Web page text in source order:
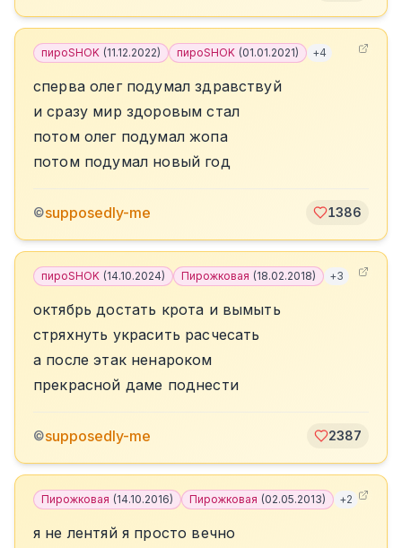
пироSHOK (11.12.2022) пироSHOK (01.01.2021) +4
сперва олег подумал здравствуй
и сразу мир здоровым стал
потом олег подумал жопа
потом подумал новый год
©supposedly-me 1386
пироSHOK (14.10.2024) Пирожковая (18.02.2018) +3
октябрь достать крота и вымыть
стряхнуть украсить расчесать
а после этак ненароком
прекрасной даме поднести
©supposedly-me 2387
Пирожковая (14.10.2016) Пирожковая (02.05.2013) +2
я не лентяй я просто вечно